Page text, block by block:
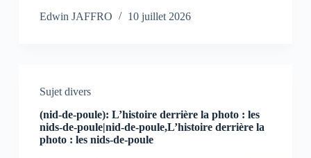
Edwin JAFFRO 10 juillet 2026
Sujet divers
(nid-de-poule): L’histoire derrière la photo : les
nids-de-poule|nid-de-poule,L’histoire derrière la
photo : les nids-de-poule